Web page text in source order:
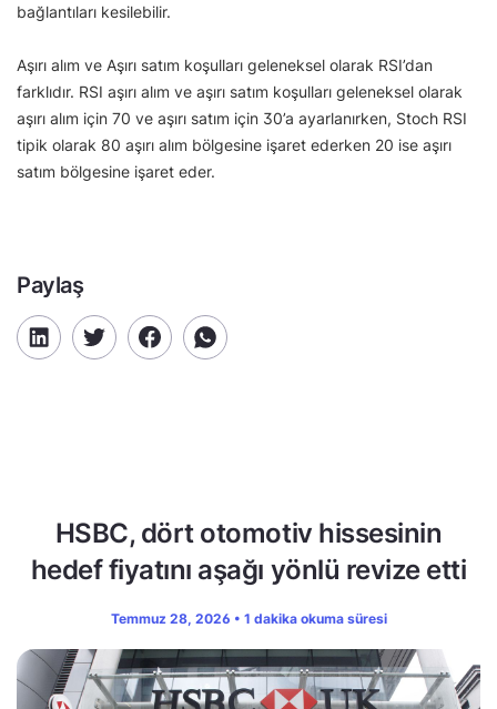
bağlantıları kesilebilir.
Aşırı alım ve Aşırı satım koşulları geleneksel olarak RSI’dan
farklıdır. RSI aşırı alım ve aşırı satım koşulları geleneksel olarak
aşırı alım için 70 ve aşırı satım için 30’a ayarlanırken, Stoch RSI
tipik olarak 80 aşırı alım bölgesine işaret ederken 20 ise aşırı
satım bölgesine işaret eder.
Paylaş
HSBC, dört otomotiv hissesinin
hedef fiyatını aşağı yönlü revize etti
Temmuz 28, 2026 • 1 dakika okuma süresi